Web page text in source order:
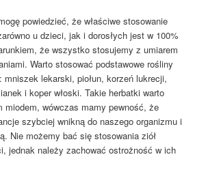
powiedzieć, że właściwe stosowanie
u dzieci, jak i dorosłych jest w 100%
że wszystko stosujemy z umiarem
Warto stosować podstawowe rośliny
lekarski, piołun, korzeń lukrecji,
i koper włoski. Takie herbatki warto
miodem, wówczas mamy pewność, że
szybciej wnikną do naszego organizmu i
Nie możemy bać się stosowania ziół
jednak należy zachować ostrożność w ich